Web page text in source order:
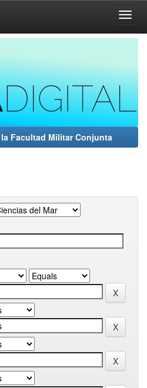
Facultad Militar Conjunta